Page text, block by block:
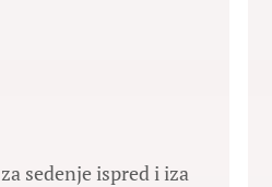
sedenje ispred i iza